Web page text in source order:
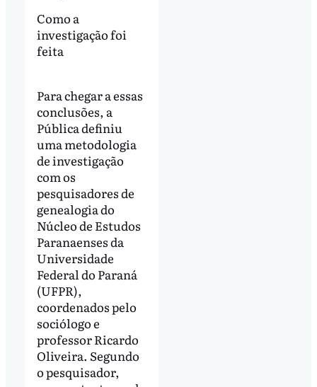
Como a
investigação foi
feita
Para chegar a essas
conclusões, a
Pública definiu
uma metodologia
de investigação
com os
pesquisadores de
genealogia do
Núcleo de Estudos
Paranaenses da
Universidade
Federal do Paraná
(UFPR),
coordenados pelo
sociólogo e
professor Ricardo
Oliveira. Segundo
o pesquisador,